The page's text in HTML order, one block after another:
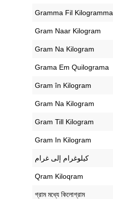
‎Gramma Fil Kilogramma
‎Gram Naar Kilogram
‎Gram Na Kilogram
‎Grama Em Quilograma
‎Gram în Kilogram
‎Gram Na Kilogram
‎Gram Till Kilogram
‎Gram In Kilogram
‏كيلوغرام إلى غرام
‎Qram Kiloqram
‎গ্রাম মধ্যে কিলোগ্রাম